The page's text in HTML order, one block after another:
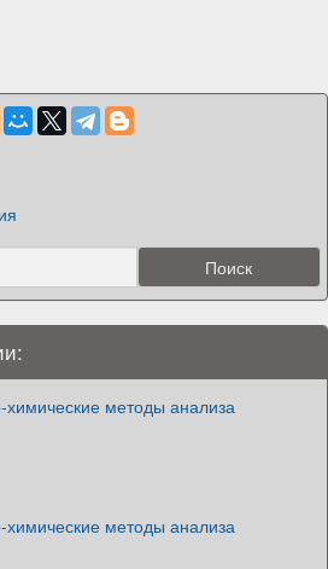
химические методы анализа
химические методы анализа